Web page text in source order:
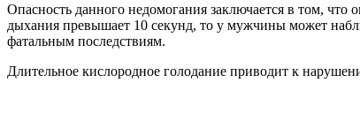
Опасность данного недомогания заключается в том, что
дыхания превышает 10 секунд, то у мужчины может
фатальным последствиям.
Длительное кислородное голодание приводит к